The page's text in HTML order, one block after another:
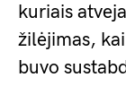
kuriais
žilėjimas,
buvo